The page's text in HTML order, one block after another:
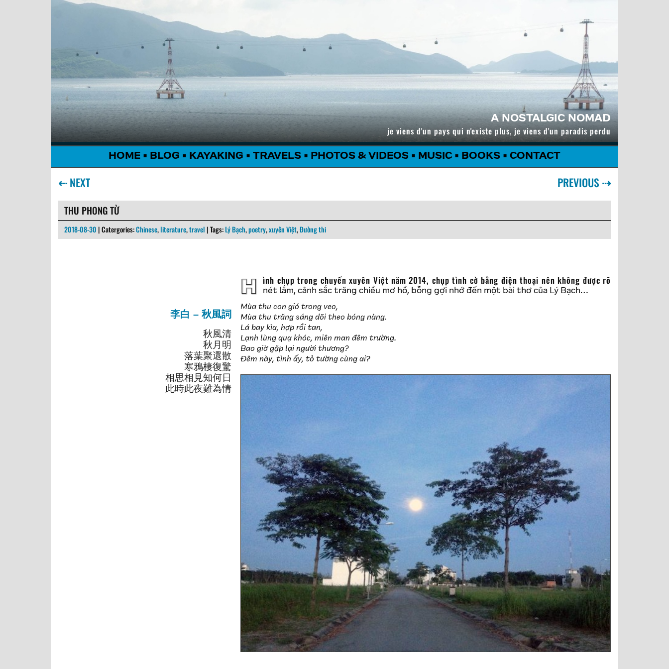
A NOSTALGIC NOMAD
je viens d'un pays qui n'existe plus, je viens d'un paradis perdu
HOME • BLOG • KAYAKING • TRAVELS • PHOTOS & VIDEOS • MUSIC • BOOKS • CONTACT
PREVIOUS ⇢
⇠NEXT
THU PHONG TỪ
2018-08-30 | Catergories:Chinese,literature,travel | Tags:Lý Bạch,poetry,xuyên Việt,Đường thi
Hình chụp trong chuyến xuyên Việt năm 2014, chụp tình cờ bằng điện thoại nên không được rõ nét lắm, cảnh sắc trăng chiều mơ hồ, bỗng gợi nhớ đến một bài thơ của Lý Bạch…
Mùa thu con gió trong veo,
Mùa thu trăng sáng dõi theo bóng nàng.
Lá bay kìa, hợp rồi tan,
Lạnh lùng quạ khóc, miên man đêm trường.
Bao giờ gặp lại người thương?
Đêm này, tình ấy, tỏ tường cùng ai?
李白 – 秋風詞
秋風清
秋月明
落葉聚還散
寒鴉棲復驚
相思相見知何日
此時此夜難為情